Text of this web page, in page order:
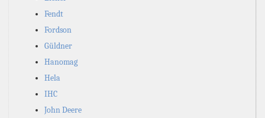
Fendt
Fordson
Güldner
Hanomag
Hela
IHC
John Deere